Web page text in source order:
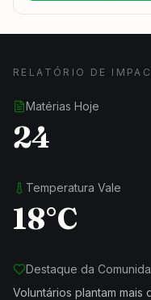
RELATÓRIO DE
Matérias Hoje
24
Temperatura Vale
18°C
Destaque da
Voluntários plantam mais